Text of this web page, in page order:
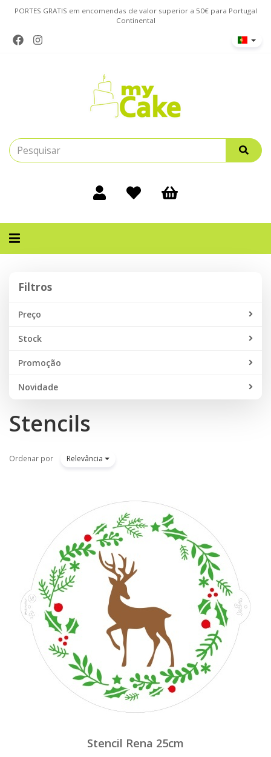
PORTES GRATIS em encomendas de valor superior a 50€ para Portugal
Continental
Alternar
Filtros
Preço
Stock
Promoção
Novidade
Stencils
Ordenar por Relevância
Stencil Rena 25cm